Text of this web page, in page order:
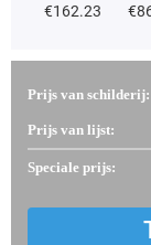
€162.23 €
Prijs van schilderij:
Prijs van lijst:
Speciale prijs: